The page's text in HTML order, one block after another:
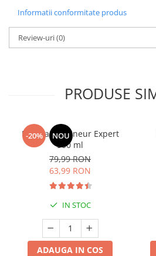
Electroliti
Informatii conformitate produs
Review-uri(0)
PRODUSE
-20% NOU
Manhaē Draineur Expert
500 ml
79,99 RON
63,99 RON
IN STOC
ADAUGA IN COS